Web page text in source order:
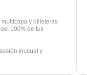
y billeteras
100% de tus
inusual y